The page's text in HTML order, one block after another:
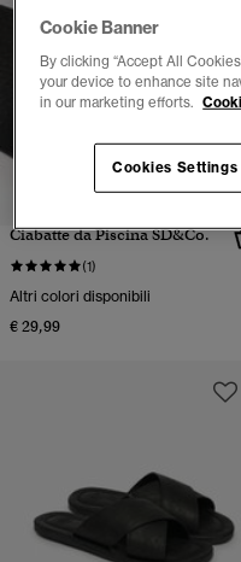
Ciabatte da Piscina SD&Co.
(1)
Altri colori disponibili
€ 29,99
Cookie Banner
By clicking “Accept All
your device to enhance site
in our marketing efforts.
Cookies Settings